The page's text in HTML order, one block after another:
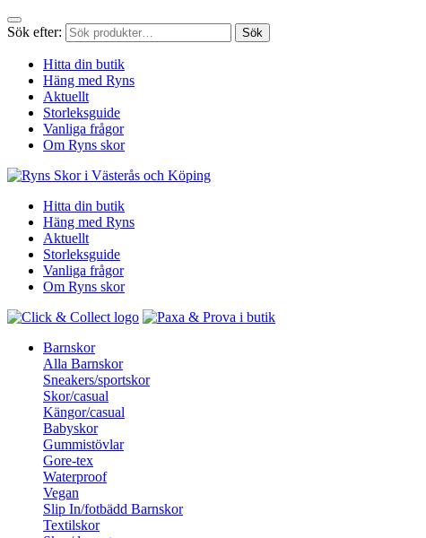
Sök efter: Sök
Hitta din butik
Häng med Ryns
Aktuellt
Storleksguide
Vanliga frågor
Om Ryns skor
Hitta din butik
Häng med Ryns
Aktuellt
Storleksguide
Vanliga frågor
Om Ryns skor
Barnskor
Alla Barnskor
Sneakers/sportskor
Skor/casual
Kängor/casual
Babyskor
Gummistövlar
Gore-tex
Waterproof
Vegan
Slip In/fotbädd Barnskor
Textilskor